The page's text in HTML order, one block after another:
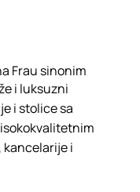
Frau sinonim
i luksuzni
i stolice sa
kancelarije i